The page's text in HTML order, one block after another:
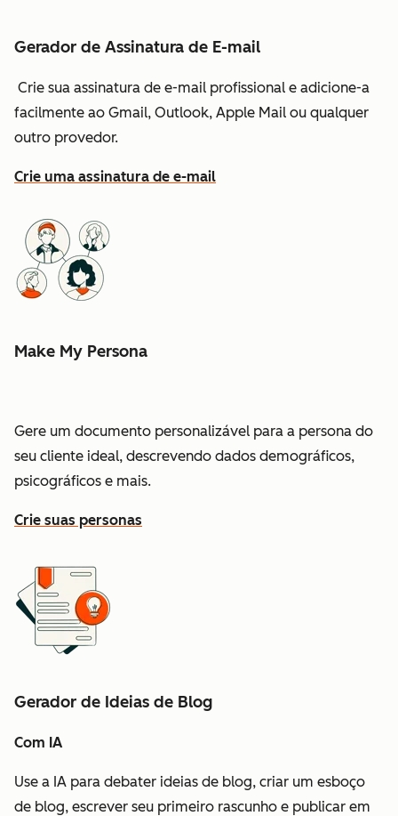
Gerador de Assinatura de E-mail
Crie sua assinatura de e-mail profissional e adicione-a
facilmente ao Gmail, Outlook, Apple Mail ou qualquer
outro provedor.
Crie uma assinatura de e-mail
Make My Persona
Gere um documento personalizável para a persona do
seu cliente ideal, descrevendo dados demográficos,
psicográficos e mais.
Crie suas personas
Gerador de Ideias de Blog
Com IA
Use a IA para debater ideias de blog, criar um esboço
de blog, escrever seu primeiro rascunho e publicar em